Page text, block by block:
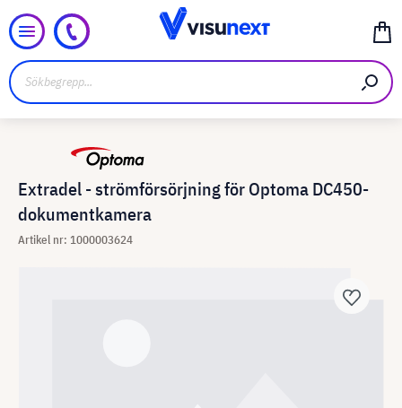
Extradel - strömförsörjning för Optoma DC450-
dokumentkamera
Artikel nr: 1000003624